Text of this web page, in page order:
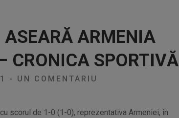
ARMENIA
CRONICA SPORTIVĂ
- UN COMENTARIU
scorul de 1-0 (1-0), reprezentativa Armeniei, în